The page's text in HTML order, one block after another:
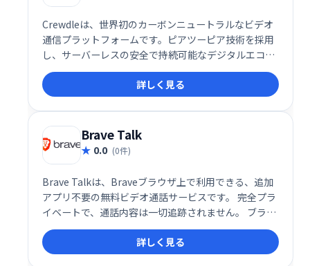
Crewdleは、世界初のカーボンニュートラルなビデオ
通信プラットフォームです。ピアツーピア技術を採用
し、サーバーレスの安全で持続可能なデジタルエコシ
ステムを実現しました。従来のビデオ会議システムと
は異なり、環境への負荷を最小限に抑えながら、高品
質なコミュニケーションを提供します。一度の会話で
地球に貢献できる、革新的なソリューションです。
詳しく見る
Brave Talk
0.0 (0件)
Brave Talkは、Braveブラウザ上で利用できる、追加
アプリ不要の無料ビデオ通話サービスです。 完全プラ
イベートで、通話内容は一切追跡されません。 ブラウ
ザだけで手軽に、安心してビデオ通話をお楽しみくだ
さい。
詳しく見る